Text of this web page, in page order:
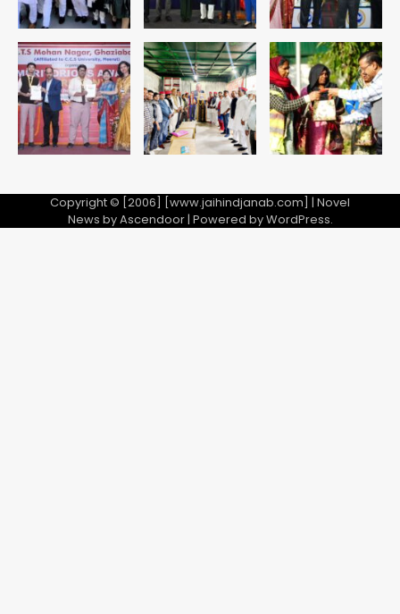
5
रनवे पर ट्रेनी विमान क्रैश, जांच शुरू
Avinash Kumar
Copyright © [2006] [www.jaihindjanab.com] | Novel
News byAscendoor| Powered byWordPress.